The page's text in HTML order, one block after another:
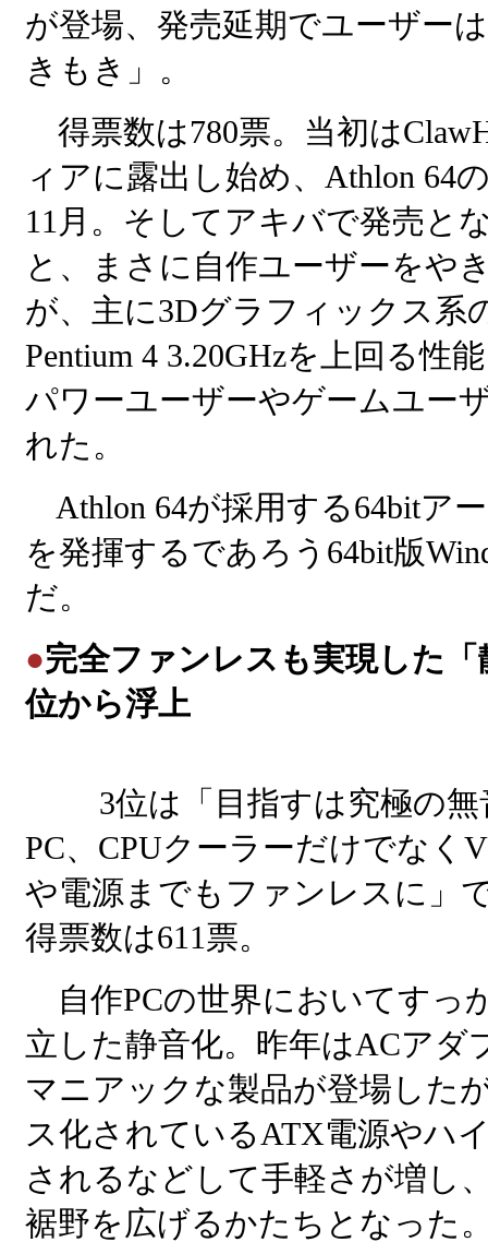
が登場、発売延期でユーザー
きもき」。
得票数は780票。当初は
ィアに露出し始め、Athlon 64
11月。そしてアキバで発売と
と、まさに自作ユーザーをや
が、主に3Dグラフィックス系
Pentium 4 3.20GHzを上回る性
パワーユーザーやゲームユー
れた。
Athlon 64が採用する64bitア
を発揮するであろう64bit版
だ。
●完全ファンレスも実現した
位から浮上
3位は「目指すは究極の無
PC、CPUクーラーだけでなく
や電源までもファンレスに」
得票数は611票。
自作PCの世界においてすっ
立した静音化。昨年はACア
マニアックな製品が登場した
ス化されているATX電源やハ
されるなどして手軽さが増し
裾野を広げるかたちとなった